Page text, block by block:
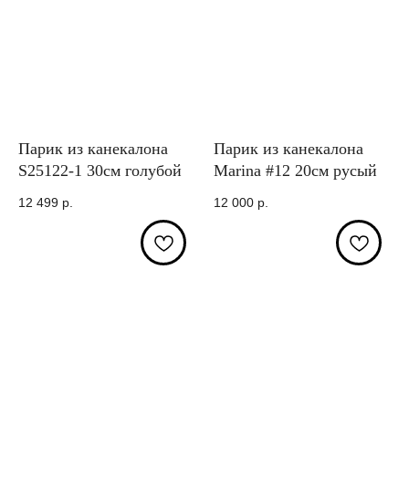
Парик из канекалона
S25122-1 30см голубой
12 499 р.
Парик из канекалона
Marina #12 20см русый
12 000 р.